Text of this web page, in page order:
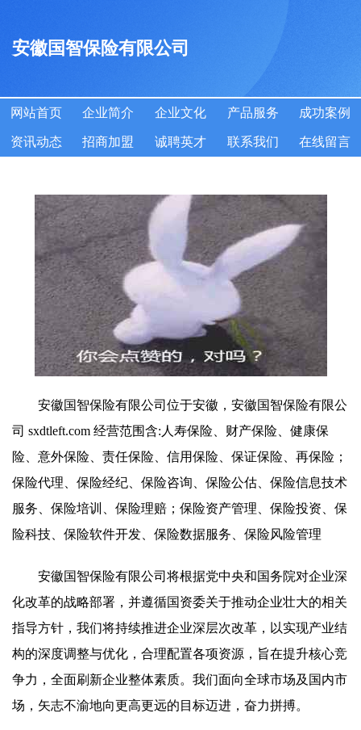
安徽国智保险有限公司
网站首页 企业简介 企业文化 产品服务 成功案例
资讯动态 招商加盟 诚聘英才 联系我们 在线留言
安徽国智保险有限公司位于安徽，安徽国智保险有限公
司 sxdtleft.com 经营范围含:人寿保险、财产保险、健康保
险、意外保险、责任保险、信用保险、保证保险、再保险；
保险代理、保险经纪、保险咨询、保险公估、保险信息技术
服务、保险培训、保险理赔；保险资产管理、保险投资、保
险科技、保险软件开发、保险数据服务、保险风险管理
安徽国智保险有限公司将根据党中央和国务院对企业深
化改革的战略部署，并遵循国资委关于推动企业壮大的相关
指导方针，我们将持续推进企业深层次改革，以实现产业结
构的深度调整与优化，合理配置各项资源，旨在提升核心竞
争力，全面刷新企业整体素质。我们面向全球市场及国内市
场，矢志不渝地向更高更远的目标迈进，奋力拼搏。